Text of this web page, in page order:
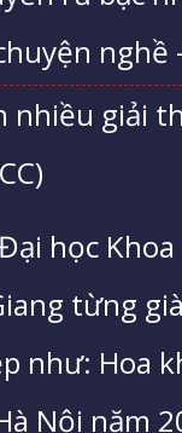
nhiều giải
học Khoa
từng
như: Hoa
Nội năm